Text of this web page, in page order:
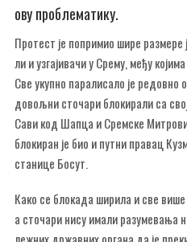
ову про­бле­ма­ти­ку.
Про­тест је по­при­мио ши­ре
ли и уз­га­ји­ва­чи у Сре­му, ме­ђу
Све укуп­но па­ра­ли­са­ло је ре­дов­но
до­вољ­ни сто­ча­ри бло­ки­ра­ли са
Са­ви код Шап­ца и Срем­ске
бло­ки­ран је био и пут­ни пра­вац
ста­ни­це Бо­сут.
Ка­ко се бло­ка­да ши­ри­ла и све
а сто­ча­ри ни­су има­ли раз­у­ме­ва­ња